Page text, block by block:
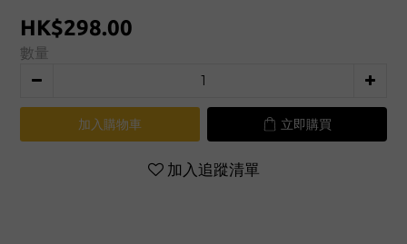
HK$298.00
數量
加入購物車 立即購買
加入追蹤清單